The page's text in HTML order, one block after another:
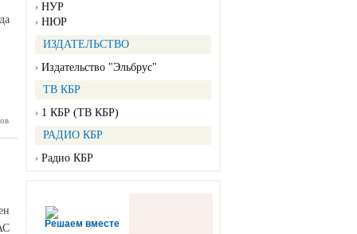
НУР
НЮР
ИЗДАТЕЛЬСТВО
Издательство "Эльбрус"
ТВ КБР
1 КБР (ТВ КБР)
РАДИО КБР
Радио КБР
Решаем вместе